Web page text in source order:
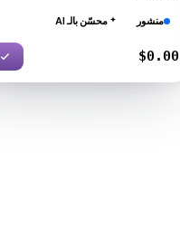
منشور محسّن بالـ AI
$39.00